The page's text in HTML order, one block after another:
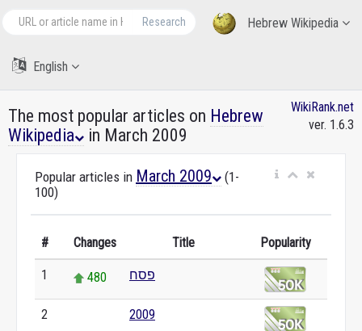
Hebrew Wikipedia
Research
English
The most popular articles on Hebrew
Wikipedia
in March 2009
WikiRank.net
ver. 1.6.3
Popular articles in March 2009
(1-
100)
# Changes Title Popularity
1 480 פסח
2 2009